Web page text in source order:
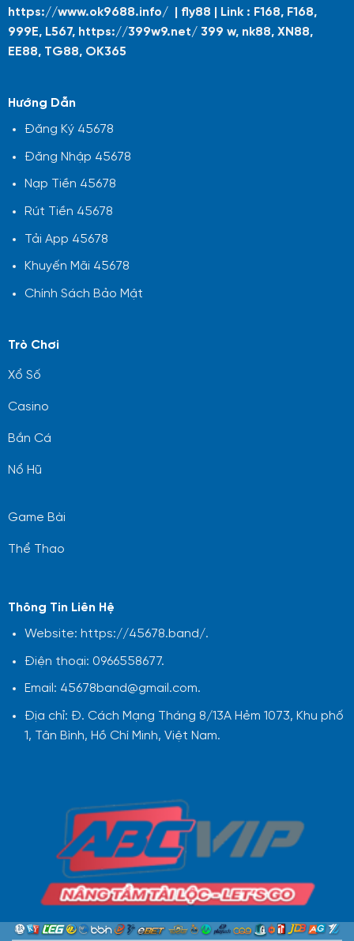
https://www.ok9688.info/| fly88 Link : F168, F168,
999E, L567, https://399w9.net/ 399 w, nk88, XN88,
EE88, TG88, OK365
Hướng Dẫn
Đăng Ký 45678
Đăng Nhập 45678
Nạp Tiền 45678
Rút Tiền 45678
Tải App 45678
Khuyến Mãi 45678
Chính Sách Bảo Mật
Trò Chơi
Xổ Số
Casino
Bắn Cá
Nổ Hũ
Game Bài
Thể Thao
Thông Tin Liên Hệ
Website: https://45678.band/.
Điện thoại: 0966558677.
Email: 45678band@gmail.com.
Địa chỉ: Đ. Cách Mạng Tháng 8/13A Hẻm 1073, Khu phố
1, Tân Bình, Hồ Chí Minh, Việt Nam.